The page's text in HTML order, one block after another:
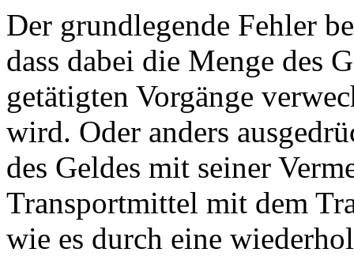
Der grundlegende Fehler
dass dabei die Menge des
getätigten Vorgänge
wird. Oder anders
des Geldes mit seiner
Transportmittel mit dem
wie es durch eine